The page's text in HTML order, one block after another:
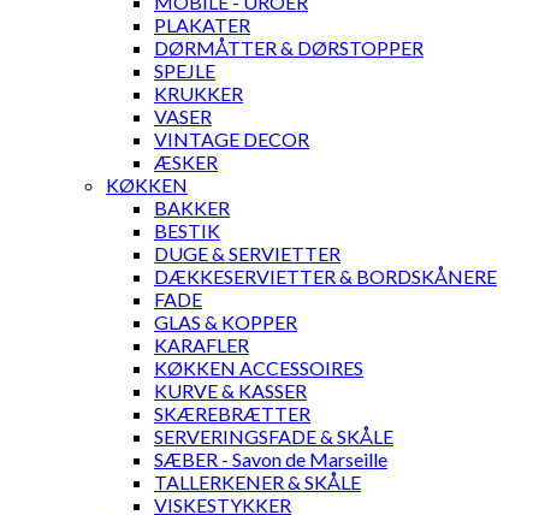
PLAKATER
DØRMÅTTER & DØRSTOPPER
SPEJLE
KRUKKER
VASER
VINTAGE DECOR
ÆSKER
KØKKEN
BAKKER
BESTIK
DUGE & SERVIETTER
DÆKKESERVIETTER & BORDSKÅNERE
FADE
GLAS & KOPPER
KARAFLER
KØKKEN ACCESSOIRES
KURVE & KASSER
SKÆREBRÆTTER
SERVERINGSFADE & SKÅLE
SÆBER - Savon de Marseille
TALLERKENER & SKÅLE
VISKESTYKKER